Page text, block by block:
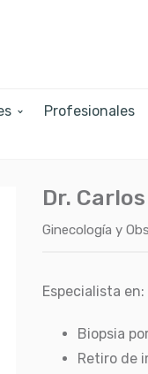
Profesionales
Dr.
Ginecología y
Especialista en:
Biopsia
Retiro de